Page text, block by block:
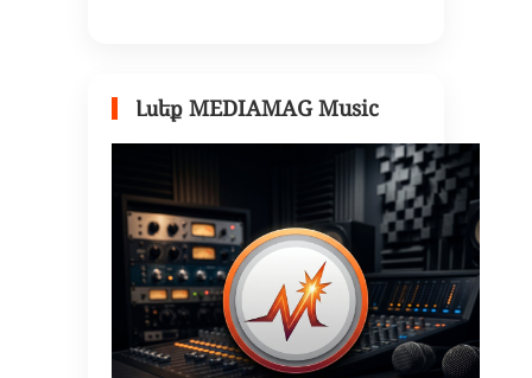
Լսեք MEDIAMAG Music